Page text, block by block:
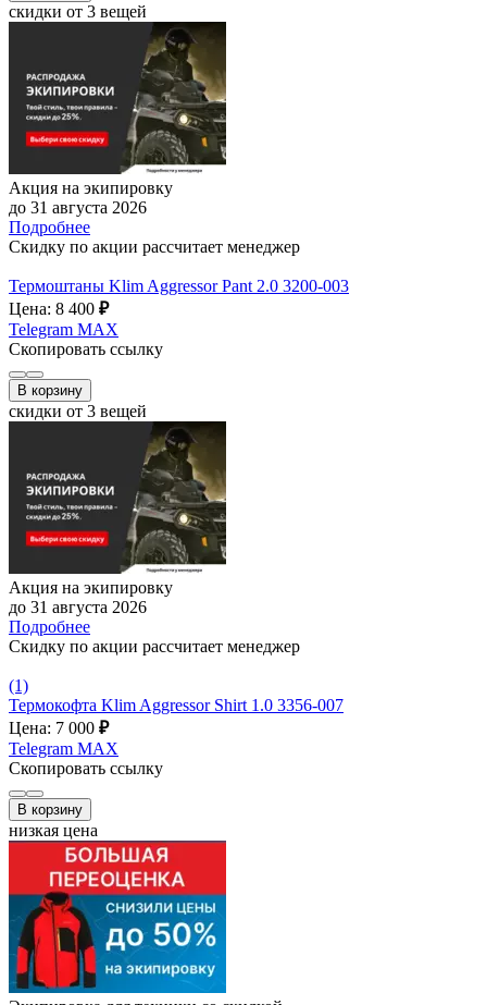
скидки от 3 вещей
Акция на экипировку
до 31 августа 2026
Подробнее
Скидку по акции рассчитает менеджер
Термоштаны Klim Aggressor Pant 2.0 3200-003
Цена: 8 400 ₽
Telegram MAX
Скопировать ссылку
В корзину
скидки от 3 вещей
Акция на экипировку
до 31 августа 2026
Подробнее
Скидку по акции рассчитает менеджер
(1)
Термокофта Klim Aggressor Shirt 1.0 3356-007
Цена: 7 000 ₽
Telegram MAX
Скопировать ссылку
В корзину
низкая цена